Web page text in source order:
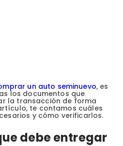
un auto seminuevo, es
los documentos que
la transacción de forma
te contamos cuáles
y cómo verificarlos.
debe entregar